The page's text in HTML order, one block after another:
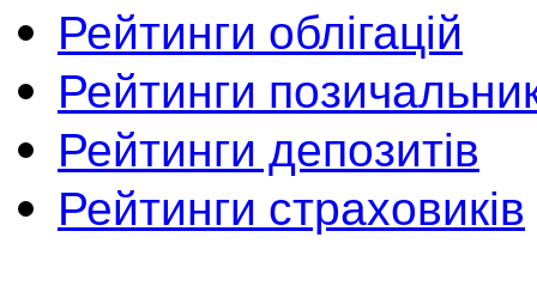
Рейтинги облігацій
Рейтинги
Рейтинги депозитів
Рейтинги страховиків